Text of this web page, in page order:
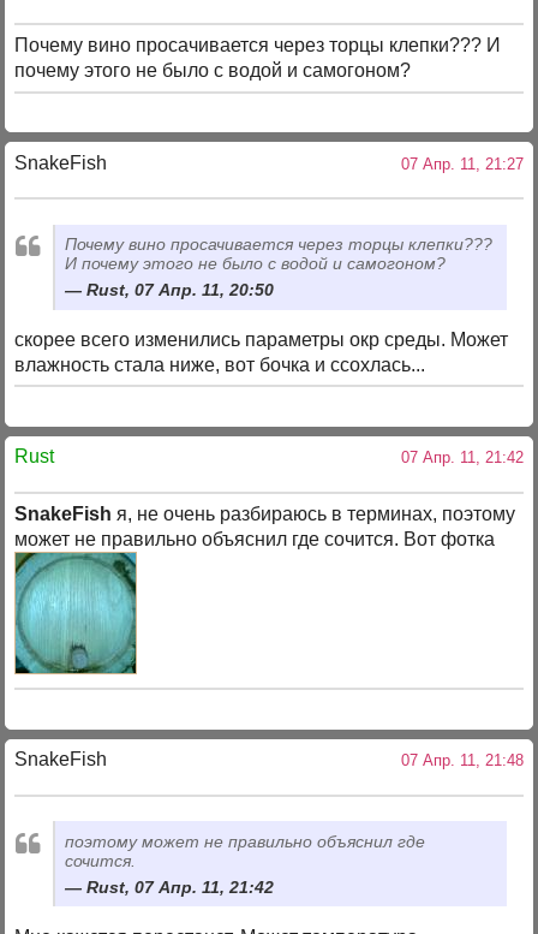
Почему вино просачивается через торцы клепки??? И
почему этого не было с водой и самогоном?
SnakeFish 07 Апр. 11, 21:27
Почему вино просачивается через торцы клепки???
И почему этого не было с водой и самогоном?
Rust, 07 Апр. 11, 20:50
скорее всего изменились параметры окр среды. Может
влажность стала ниже, вот бочка и ссохлась...
Rust 07 Апр. 11, 21:42
SnakeFish я, не очень разбираюсь в терминах, поэтому
может не правильно объяснил где сочится. Вот фотка
SnakeFish 07 Апр. 11, 21:48
поэтому может не правильно объяснил где
сочится.
Rust, 07 Апр. 11, 21:42